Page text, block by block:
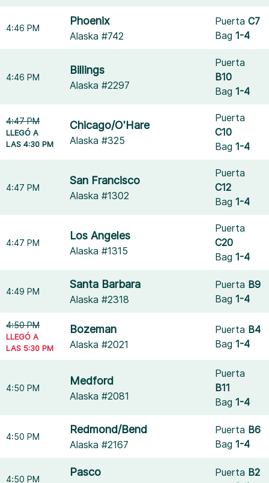
4:46 PM
Phoenix
Alaska #742
PuertaC7
Bag1-4
4:46 PM
Billings
Alaska #2297
Puerta
B10
Bag1-4
4:47 PM
LLEGÓ A
LAS 4:30 PM
Chicago/O'Hare
Alaska #325
Puerta
C10
Bag1-4
4:47 PM
San Francisco
Alaska #1302
Puerta
C12
Bag1-4
4:47 PM
Los Angeles
Alaska #1315
Puerta
C20
Bag1-4
4:49 PM
Santa Barbara
Alaska #2318
Puerta B9
Bag1-4
4:50 PM
LLEGÓ A
LAS 5:30 PM
Bozeman
Alaska #2021
Puerta B4
Bag1-4
4:50 PM
Medford
Alaska #2081
Puerta
B11
Bag1-4
4:50 PM
Redmond/Bend
Alaska #2167
Puerta B6
Bag1-4
4:50 PM
Pasco Puerta B2